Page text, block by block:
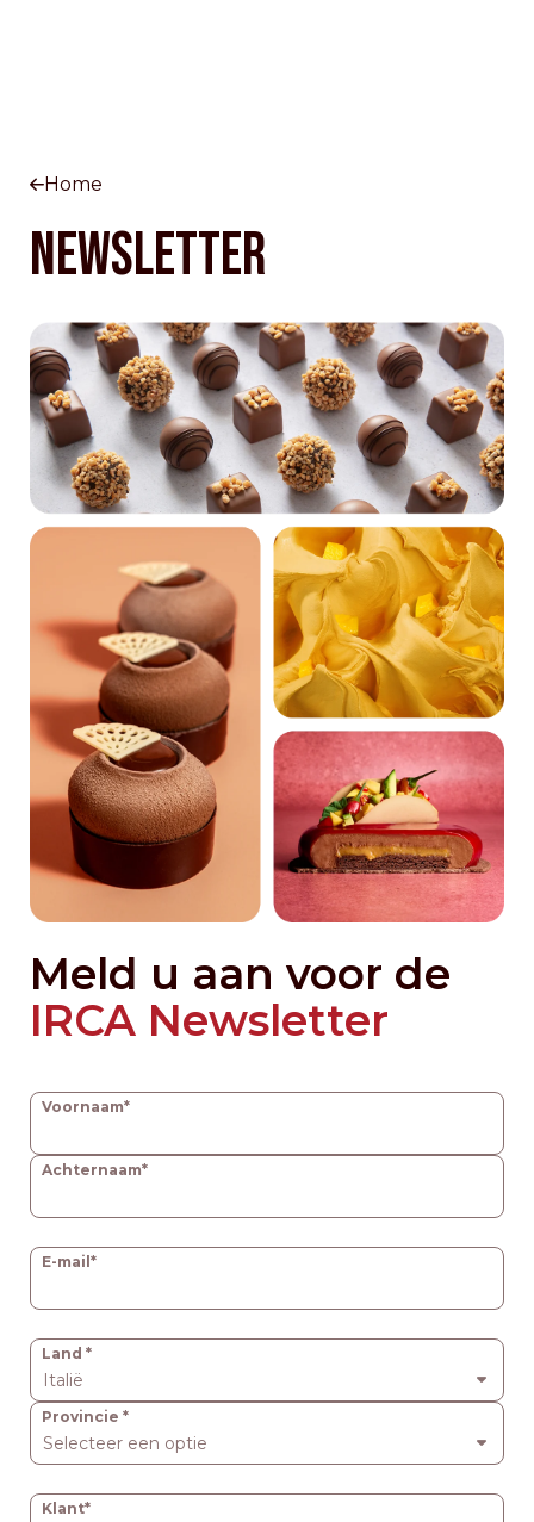
Home
NEWSLETTER
Meld u aan voor de
IRCA Newsletter
Voornaam*
Achternaam*
E-mail*
Address*
Land
Italië
Provincie
Selecteer een optie
Klant*